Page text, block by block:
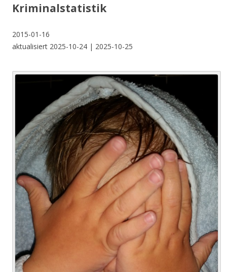
Kriminalstatistik
2015-01-16
aktualisiert 2025-10-24 | 2025-10-25